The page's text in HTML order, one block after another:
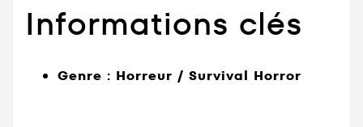
Informations clés
Genre : Horreur / Survival Horror